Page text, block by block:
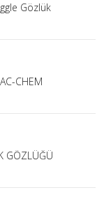
Gözlük
CHEM
GÖZLÜĞÜ